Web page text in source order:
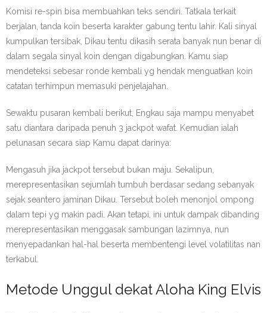
Komisi re-spin bisa membuahkan teks sendiri. Tatkala terkait
berjalan, tanda koin beserta karakter gabung tentu lahir. Kali sinyal
kumpulkan tersibak, Dikau tentu dikasih serata banyak nun benar di
dalam segala sinyal koin dengan digabungkan. Kamu siap
mendeteksi sebesar ronde kembali yg hendak menguatkan koin
catatan terhimpun memasuki penjelajahan.
Sewaktu pusaran kembali berikut, Engkau saja mampu menyabet
satu diantara daripada penuh 3 jackpot wafat. Kemudian ialah
pelunasan secara siap Kamu dapat darinya:
Mengasuh jika jackpot tersebut bukan maju. Sekalipun,
merepresentasikan sejumlah tumbuh berdasar sedang sebanyak
sejak seantero jaminan Dikau. Tersebut boleh menonjol ompong
dalam tepi yg makin padi. Akan tetapi, ini untuk dampak dibanding
merepresentasikan menggasak sambungan lazimnya, nun
menyepadankan hal-hal beserta membentengi level volatilitas nan
terkabul.
Metode Unggul dekat Aloha King Elvis